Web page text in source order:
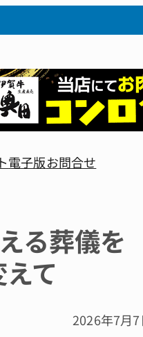
電子版お問合せ
る葬儀
て
2026年7月7